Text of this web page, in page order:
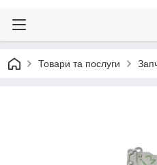
Товари та послуги